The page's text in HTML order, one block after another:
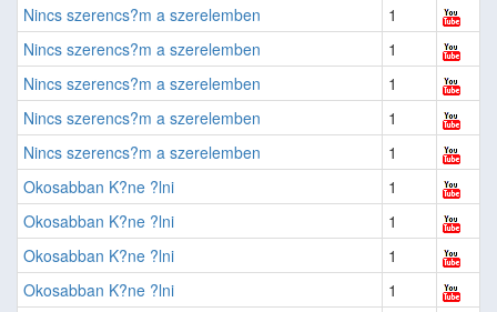
Nincs szerencs?m a szerelemben
1
Nincs szerencs?m a szerelemben
1
Nincs szerencs?m a szerelemben
1
Nincs szerencs?m a szerelemben
1
Nincs szerencs?m a szerelemben
1
Okosabban K?ne ?lni
1
Okosabban K?ne ?lni
1
Okosabban K?ne ?lni
1
Okosabban K?ne ?lni
1